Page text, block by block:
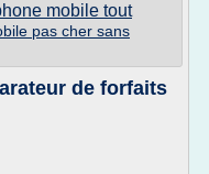
mobile tout
pas cher sans
de forfaits